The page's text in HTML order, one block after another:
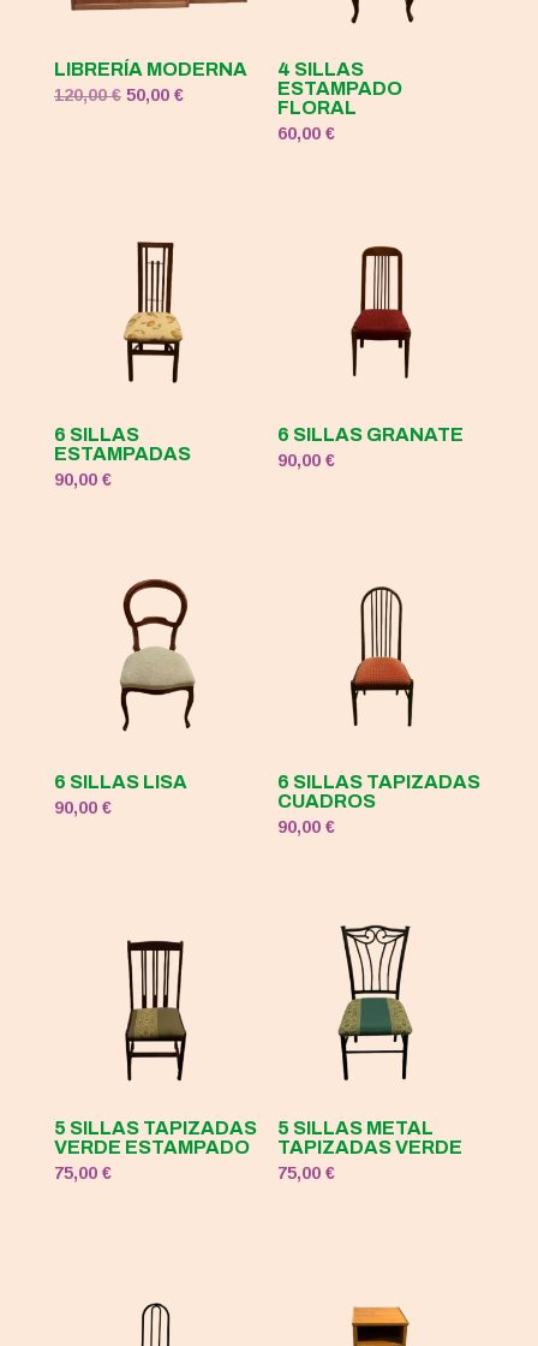
LIBRERÍA MODERNA
120,00€ El
50,00 €El
4 SILLAS
ESTAMPADO
FLORAL
60,00€
6 SILLAS
ESTAMPADAS
90,00 €
6 SILLAS GRANATE
90,00€
6 SILLAS LISA
90,00 €
6 SILLAS TAPIZADAS
CUADROS
90,00€
5 SILLAS TAPIZADAS
VERDE ESTAMPADO
75,00 €
5 SILLAS METAL
TAPIZADAS VERDE
75,00€